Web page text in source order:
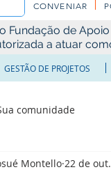
CONVENIAR
Fundação de
a atuar
GESTÃO DE PROJETOS
comunidade
Montello 22 de